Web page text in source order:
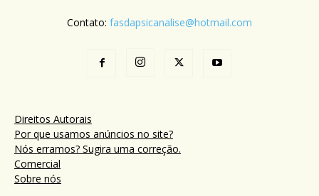
Contato: fasdapsicanalise@hotmail.com
Direitos Autorais
Por que usamos anúncios no site?
Nós erramos? Sugira uma correção.
Comercial
Sobre nós